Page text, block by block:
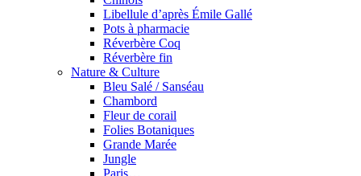
Libellule d’après Émile Gallé
Pots à pharmacie
Réverbère Coq
Réverbère fin
Nature & Culture
Bleu Salé / Sanséau
Chambord
Fleur de corail
Folies Botaniques
Grande Marée
Jungle
Paris…